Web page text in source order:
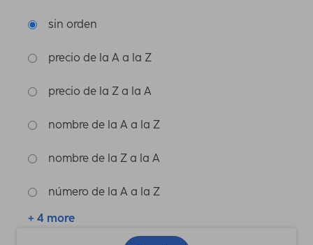
sin orden
precio de la A a la Z
precio de la Z a la A
nombre de la A a la Z
nombre de la Z a la A
número de la A a la Z
+ 4 more